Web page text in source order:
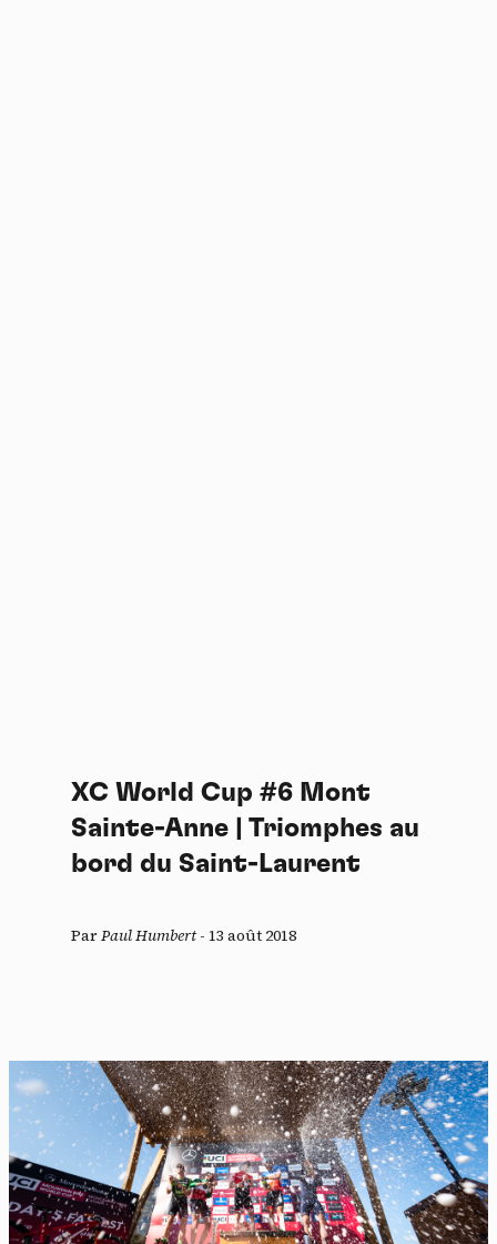
XC World Cup #6 Mont
Sainte-Anne | Triomphes au
bord du Saint-Laurent
ParPaul Humbert- 13 août 2018